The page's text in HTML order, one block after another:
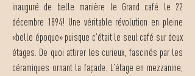
inauguré de belle manière le Grand café le 22
décembre 1894! Une véritable révolution en pleine
«belle époque» puisque c’était le seul café sur deux
étages. De quoi attirer les curieux, fascinés par les
céramiques ornant la façade. L’étage en mezzanine,